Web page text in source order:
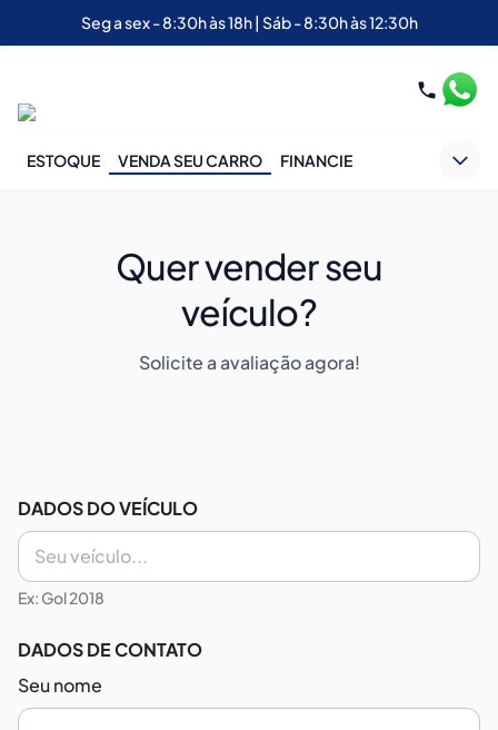
Seg a sex - 8:30h às 18h | Sáb - 8:30h às 12:30h
ESTOQUE VENDA SEU CARRO FINANCIE
Quer vender seu
veículo?
Solicite a avaliação agora!
DADOS DO VEÍCULO
Ex: Gol 2018
DADOS DE CONTATO
Seu nome